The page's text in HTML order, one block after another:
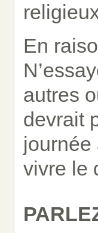
En
autres
devrait
journée
vivre le